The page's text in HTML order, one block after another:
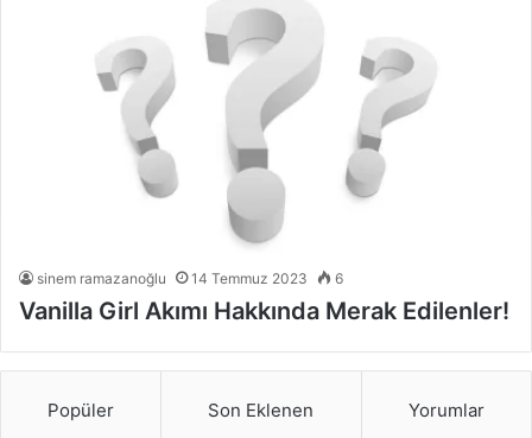
sinem ramazanoğlu 14 Temmuz 2023 6
Vanilla Girl Akımı Hakkında Merak Edilenler!
Popüler Son Eklenen Yorumlar